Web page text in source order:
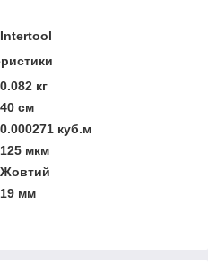
Intertool
0.082 кг
40 см
0.000271 куб.м
125 мкм
Жовтий
19 мм